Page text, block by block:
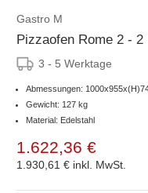
Gastro M
Pizzaofen Rome 2 -
3 - 5 Werktage
Abmessungen:
Gewicht: 127 kg
Material: Edelstahl
1.622,36 €
1.930,61 € inkl. MwSt.